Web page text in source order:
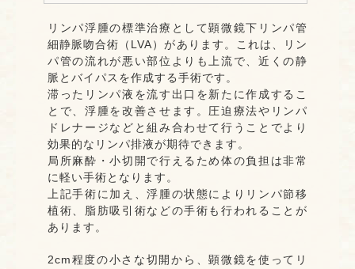
リンパ浮腫の標準治療として顕微鏡下リンパ管
細静脈吻合術（LVA）があります。これは、リン
パ管の流れが悪い部位よりも上流で、近くの静
脈とバイパスを作成する手術です。
滞ったリンパ液を流す出口を新たに作成するこ
とで、浮腫を改善させます。圧迫療法やリンパ
ドレナージなどと組み合わせて行うことでより
効果的なリンパ排液が期待できます。
局所麻酔・小切開で行えるため体の負担は非常
に軽い手術となります。
上記手術に加え、浮腫の状態によりリンパ節移
植術、脂肪吸引術などの手術も行われることが
あります。
2cm程度の小さな切開から、顕微鏡を使ってリ